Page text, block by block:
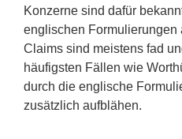
Konzerne sind dafür
englischen Formulierungen
Claims sind meistens fad
häufigsten Fällen wie
durch die englische
zusätzlich aufblähen.